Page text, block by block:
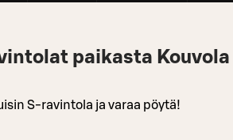
paikasta Kouvola
S-ravintola ja varaa pöytä!